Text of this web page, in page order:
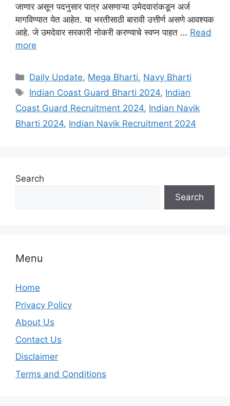
जाणार असून पदनुसार पात्र असणाऱ्या उमेदवारांकडून अर्ज
मागविण्यात येत आहेत. या भरतीसाठी बारावी उत्तीर्ण असणे आवश्यक
आहे. जे उमदेवार सरकारी नोकरी करण्याचे स्वप्न पाहत … Read
more
Categories
Daily Update, Mega Bharti, Navy Bharti
Tags
Indian Coast Guard Bharti 2024, Indian
Coast Guard Recruitment 2024, Indian Navik
Bharti 2024, Indian Navik Recruitment 2024
Search
Search
Menu
Home
Privacy Policy
About Us
Contact Us
Disclaimer
Terms and Conditions